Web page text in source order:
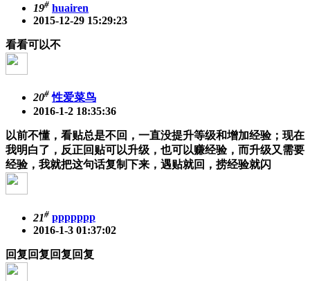
19# huairen
2015-12-29 15:29:23
看看可以不
20# 性爱菜鸟
2016-1-2 18:35:36
以前不懂，看贴总是不回，一直没提升等级和增加经验；现在
我明白了，反正回贴可以升级，也可以赚经验，而升级又需要
经验，我就把这句话复制下来，遇贴就回，捞经验就闪
21# ppppppp
2016-1-3 01:37:02
回复回复回复回复